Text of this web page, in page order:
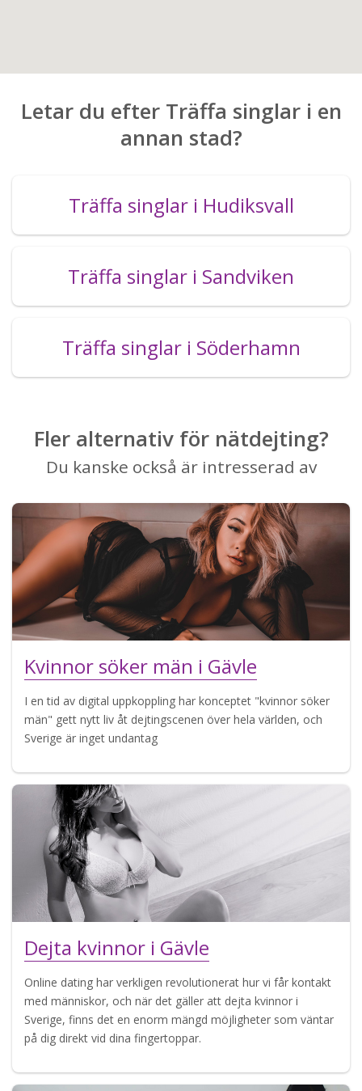
Letar du efter Träffa singlar i en
annan stad?
Träffa singlar i Hudiksvall
Träffa singlar i Sandviken
Träffa singlar i Söderhamn
Fler alternativ för nätdejting?
Du kanske också är intresserad av
Kvinnor söker män i Gävle
I en tid av digital uppkoppling har konceptet "kvinnor söker
män" gett nytt liv åt dejtingscenen över hela världen, och
Sverige är inget undantag
Dejta kvinnor i Gävle
Online dating har verkligen revolutionerat hur vi får kontakt
med människor, och när det gäller att dejta kvinnor i
Sverige, finns det en enorm mängd möjligheter som väntar
på dig direkt vid dina fingertoppar.